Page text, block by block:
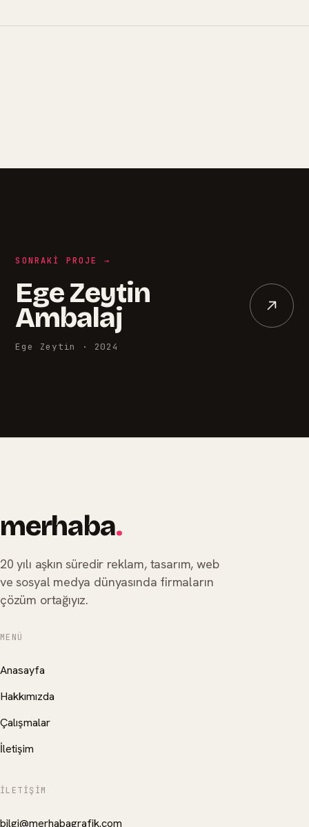
SONRAKI PROJE →
Ege Zeytin
Ambalaj
Ege Zeytin · 2024
merhaba.
20 yılı aşkın süredir reklam, tasarım, web
ve sosyal medya dünyasında firmaların
çözüm ortağıyız.
MENÜ
Anasayfa
Hakkımızda
Çalışmalar
İletişim
İLETIŞIM
bilgi@merhabagrafik.com